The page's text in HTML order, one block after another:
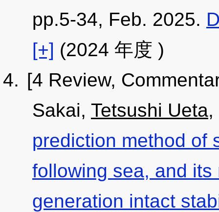
pp.5-34, Feb. 2025.
[+] (2024 年度 )
[4 Review,
Sakai, Tetsushi Ueta,
prediction method of
following sea, and
generation intact